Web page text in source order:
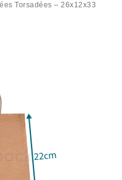
Torsadées – 26x12x33